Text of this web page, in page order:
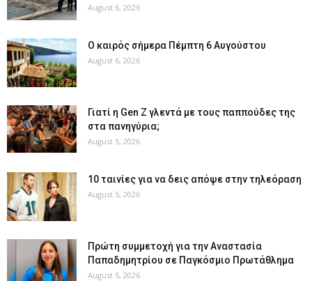
August 6, 2026
Ο καιρός σήμερα Πέμπτη 6 Αυγούστου
August 6, 2026
Γιατί η Gen Z γλεντά με τους παππούδες της
στα πανηγύρια;
August 5, 2026
10 ταινίες για να δεις απόψε στην τηλεόραση
August 5, 2026
Πρώτη συμμετοχή για την Αναστασία
Παπαδημητρίου σε Παγκόσμιο Πρωτάθλημα
August 5, 2026